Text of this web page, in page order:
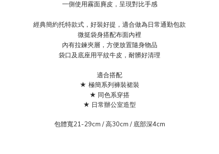
一側使用霧面麂皮， 呈現對比手感
經典簡約托特款式，好裝好提，適合做為日常通勤包款
微挺袋身搭配布面內裡
內有拉鍊夾層，方便放置隨身物品
袋口及底座用平紋牛皮，耐髒好清理
適合搭配
★ 極簡系列褲裝裙裝
★ 同色系穿搭
★ 日常辦公室造型
包體寬21-29cm / 高30cm / 底部深4cm